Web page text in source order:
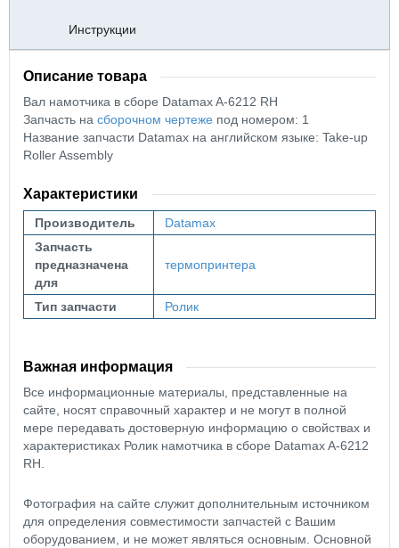
Инструкции
Описание товара
Вал намотчика в сборе Datamax A-6212 RH
Запчасть на сборочном чертеже под номером: 1
Название запчасти Datamax на английском языке: Take-up
Roller Assembly
Характеристики
Производитель
Datamax
Запчасть
предназначена
для
термопринтера
Тип запчасти Ролик
Важная информация
Все информационные материалы, представленные на
сайте, носят справочный характер и не могут в полной
мере передавать достоверную информацию о свойствах и
характеристиках Ролик намотчика в сборе Datamax A-6212
RH.
Фотография на сайте служит дополнительным источником
для определения совместимости запчастей с Вашим
оборудованием, и не может являться основным. Основной